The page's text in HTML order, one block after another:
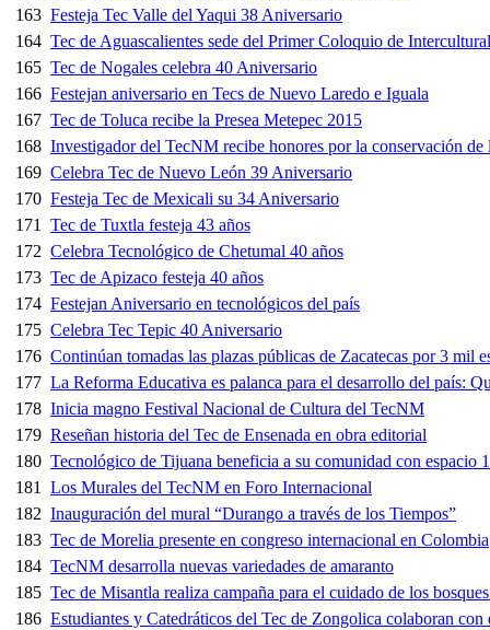
163 Festeja Tec Valle del Yaqui 38 Aniversario
164 Tec de Aguascalientes sede del Primer Coloquio de
165 Tec de Nogales celebra 40 Aniversario
166 Festejan aniversario en Tecs de Nuevo Laredo e Iguala
167 Tec de Toluca recibe la Presea Metepec 2015
168 Investigador del TecNM recibe honores por la conservación de
169 Celebra Tec de Nuevo León 39 Aniversario
170 Festeja Tec de Mexicali su 34 Aniversario
171
Tec de Tuxtla festeja 43 años
172 Celebra Tecnológico de Chetumal 40 años
173 Tec de Apizaco festeja 40 años
174 Festejan Aniversario en tecnológicos del país
175 Celebra Tec Tepic 40 Aniversario
176 Continúan tomadas las plazas públicas de Zacatecas por 3 mil
177 La Reforma Educativa es palanca para el desarrollo del país:
178 Inicia magno Festival Nacional de Cultura del TecNM
179 Reseñan historia del Tec de Ensenada en obra editorial
180 Tecnológico de Tijuana beneficia a su comunidad con espacio
181
Los Murales del TecNM en Foro Internacional
182 Inauguración del mural “Durango a través de los Tiempos”
183 Tec de Morelia presente en congreso internacional en Colombia
184 TecNM desarrolla nuevas variedades de amaranto
185 Tec de Misantla realiza campaña para el cuidado de los
186 Estudiantes y Catedráticos del Tec de Zongolica colaboran